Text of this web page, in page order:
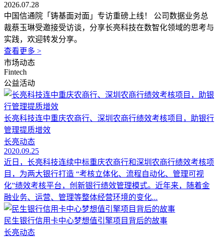
2026.07.28
中国信通院「铸基面对面」专访重磅上线！ 公司数据业务总
裁蔡玉琳受邀接受访谈，分享长亮科技在数智化领域的思考与
实践，欢迎转发分享。
查看更多 >
市场动态
Fintech
公益活动
长亮科技连中重庆农商行、深圳农商行绩效考核项目，助银行
管理提质增效
长亮动态
2020.09.25
近日，长亮科技连续中标重庆农商行和深圳农商行绩效考核项
目，为两大银行打造 “考核立体化、流程自动化、管理可视
化”绩效考核平台，创新银行绩效管理模式。近年来，随着金
融业务、运营、管理等整体经营环境的变化...
民生银行信用卡中心梦想值引擎项目背后的故事
长亮动态